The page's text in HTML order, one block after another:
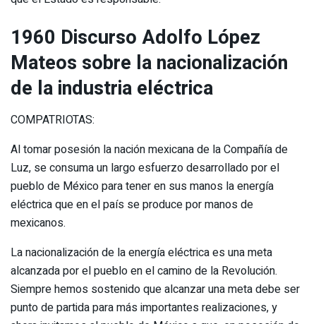
1960 Discurso Adolfo López
Mateos sobre la nacionalización
de la industria eléctrica
COMPATRIOTAS:
Al tomar posesión la nación mexicana de la Compañía de
Luz, se consuma un largo esfuerzo desarrollado por el
pueblo de México para tener en sus manos la energía
eléctrica que en el país se produce por manos de
mexicanos.
La nacionalización de la energía eléctrica es una meta
alcanzada por el pueblo en el camino de la Revolución.
Siempre hemos sostenido que alcanzar una meta debe ser
punto de partida para más importantes realizaciones, y